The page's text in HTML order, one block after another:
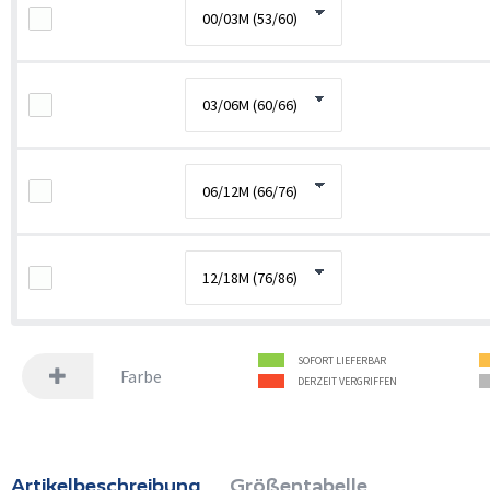
Farbe
SOFORT LIEFERBAR
DERZEIT VERGRIFFEN
Artikelbeschreibung Größentabelle